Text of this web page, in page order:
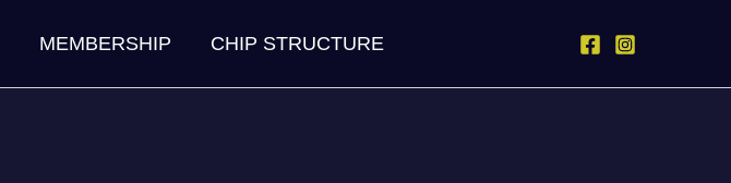
MEMBERSHIP CHIP STRUCTURE